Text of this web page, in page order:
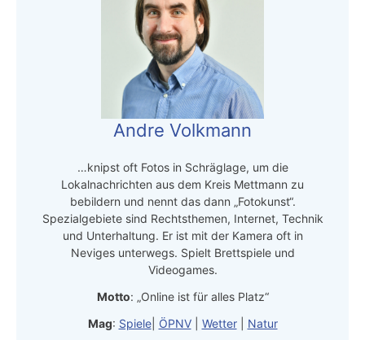
Andre Volkmann
…knipst oft Fotos in Schräglage, um die
Lokalnachrichten aus dem Kreis Mettmann zu
bebildern und nennt das dann „Fotokunst“.
Spezialgebiete sind Rechtsthemen, Internet, Technik
und Unterhaltung. Er ist mit der Kamera oft in
Neviges unterwegs. Spielt Brettspiele und
Videogames.
Motto: „Online ist für alles Platz“
Mag: Spiele| ÖPNV| Wetter| Natur